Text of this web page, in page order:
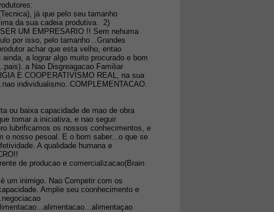
jà que pelo seu tamanho
da sua cadeia produtiva. 2)
UM EMPRESARIO !! Sem nehuma
por isso, pelo tamanho ..Grandes
achar que esta velho, entao
a lograr algo muito procurado e bom
Nao Disgreagacao Familiar
E COOPERATIVISMO REAL, na sua
individualismo..COMPLEMENTACAO.
ou baixa capacidade de mao de obra
tomar a iniciativa, e nao seguir
lubrificamos os nossos conhecimentos, e
o nosso pesoal. E o bom saber...o que se
A qualidade humana e
de producao e comercializacao(Brain
um inimigo. Nao Competir com os
Amplie seu coonhecimento e